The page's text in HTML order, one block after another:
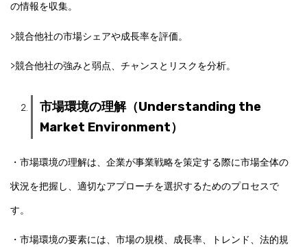
の情報を収集。
>競合他社の市場シェアや成長率を評価。
>競合他社の強みと弱点、チャンスとリスクを分析。
市場環境の理解（Understanding the
Market Environment）
・市場環境の理解は、企業が事業戦略を策定する際に市場全体の
状況を把握し、適切なアプローチを選択するためのプロセスで
す。
・市場環境の要素には、市場の規模、成長率、トレンド、法的規